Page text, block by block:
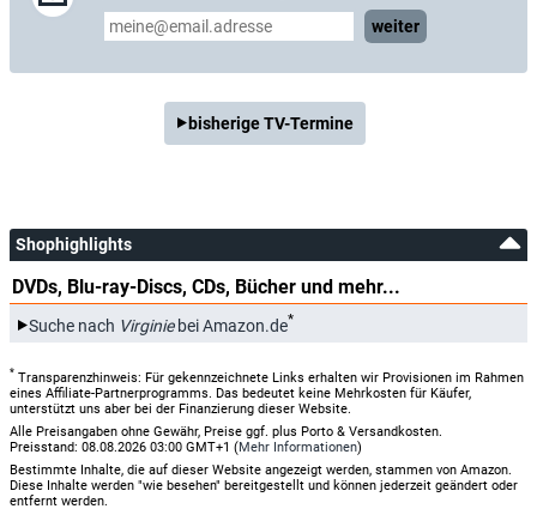
weiter
bisherige TV-Termine
Shophighlights
DVDs, Blu-ray-Discs, CDs, Bücher und mehr...
Suche nach Virginiebei Amazon.de*
* Transparenzhinweis: Für gekennzeichnete Links erhalten wir Provisionen im Rahmen
eines Affiliate-Partnerprogramms. Das bedeutet keine Mehrkosten für Käufer,
unterstützt uns aber bei der Finanzierung dieser Website.
Alle Preisangaben ohne Gewähr, Preise ggf. plus Porto & Versandkosten.
Preisstand: 08.08.2026 03:00 GMT+1 (Mehr Informationen)
Bestimmte Inhalte, die auf dieser Website angezeigt werden, stammen von Amazon.
Diese Inhalte werden "wie besehen" bereitgestellt und können jederzeit geändert oder
entfernt werden.